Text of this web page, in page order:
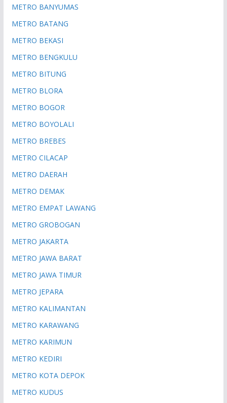
METRO BANYUMAS
METRO BATANG
METRO BEKASI
METRO BENGKULU
METRO BITUNG
METRO BLORA
METRO BOGOR
METRO BOYOLALI
METRO BREBES
METRO CILACAP
METRO DAERAH
METRO DEMAK
METRO EMPAT LAWANG
METRO GROBOGAN
METRO JAKARTA
METRO JAWA BARAT
METRO JAWA TIMUR
METRO JEPARA
METRO KALIMANTAN
METRO KARAWANG
METRO KARIMUN
METRO KEDIRI
METRO KOTA DEPOK
METRO KUDUS